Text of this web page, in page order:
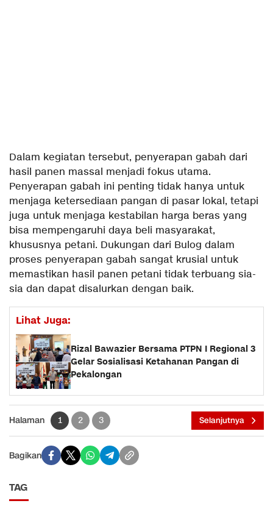
Dalam kegiatan tersebut, penyerapan gabah dari
hasil panen massal menjadi fokus utama.
Penyerapan gabah ini penting tidak hanya untuk
menjaga ketersediaan pangan di pasar lokal, tetapi
juga untuk menjaga kestabilan harga beras yang
bisa mempengaruhi daya beli masyarakat,
khususnya petani. Dukungan dari Bulog dalam
proses penyerapan gabah sangat krusial untuk
memastikan hasil panen petani tidak terbuang sia-
sia dan dapat disalurkan dengan baik.
Lihat Juga:
Rizal Bawazier Bersama PTPN I Regional 3
Gelar Sosialisasi Ketahanan Pangan di
Pekalongan
Halaman 1 2 3 Selanjutnya
Bagikan
TAG